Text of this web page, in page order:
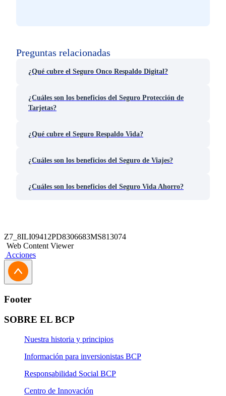
Preguntas relacionadas
¿Qué cubre el Seguro Onco Respaldo Digital?
¿Cuáles son los beneficios del Seguro Protección de
Tarjetas?
¿Qué cubre el Seguro Respaldo Vida?
¿Cuáles son los beneficios del Seguro de Viajes?
¿Cuáles son los beneficios del Seguro Vida Ahorro?
Z7_8ILI09412PD8306683MS813074
Web Content Viewer
Acciones
Footer
SOBRE EL BCP
Nuestra historia y principios
Información para inversionistas BCP
Responsabilidad Social BCP
Centro de Innovación